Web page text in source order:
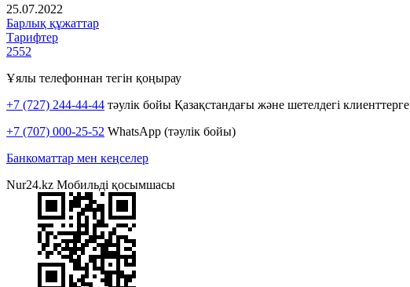
25.07.2022
Барлық құжаттар
Тарифтер
2552
Ұялы телефоннан тегін қоңырау
+7 (727) 244-44-44 тәулік бойы Қазақстандағы және шетелдегі клиенттерге
+7 (707) 000-25-52 WhatsApp (тәулік бойы)
Банкоматтар мен кеңселер
Nur24.kz Мобильді қосымшасы